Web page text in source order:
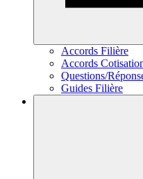
Accords Filière
Accords
Questions/
Guides Filière